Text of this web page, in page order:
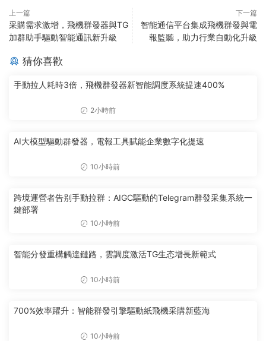
上一篇
采購需求激增，飛機群發器與TG
加群助手驅動智能通訊新升級
下一篇
智能通信平台集成飛機群發與電
報監聽，助力行業自動化升級
猜你喜歡
手動拉人耗時3倍，飛機群發器新智能調度系統提速400%
2小時前
AI大模型驅動群發器，電報工具賦能企業數字化提速
10小時前
跨境運營者告别手動拉群：AIGC驅動的Telegram群發采集系統一
鍵部署
10小時前
智能分發重構觸達鏈路，雲調度激活TG生态增長新範式
10小時前
700%效率躍升：智能群發引擎驅動紙飛機采購新藍海
10小時前